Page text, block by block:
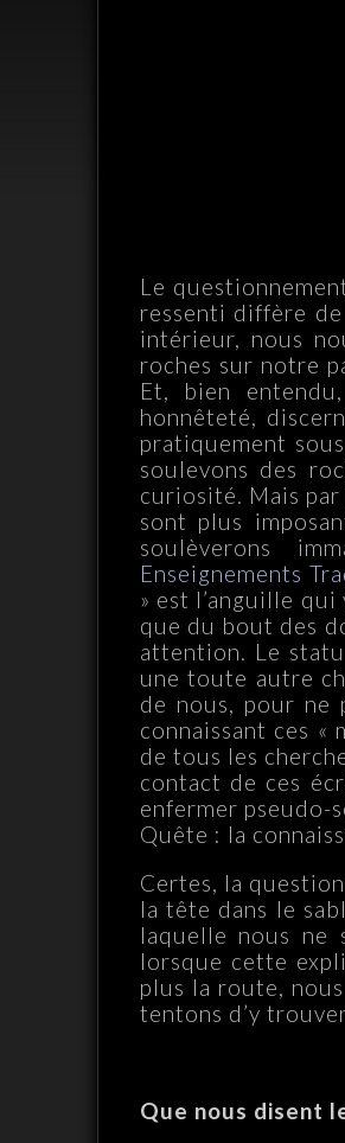
Le
ressenti diffère
intérieur, nous
roches sur notre
Et, bien
honnêteté,
pratiquement
soulevons des
curiosité. Mais
sont plus
soulèverons
Enseignements
» est l’anguille
que du bout des
attention. Le
une toute autre
de nous, pour ne
connaissant ces
de tous les
contact de ces
enfermer pseudo-
Quête : la
Certes, la
la tête dans le
laquelle nous ne
lorsque cette
plus la route,
tentons d’y
Que nous disent